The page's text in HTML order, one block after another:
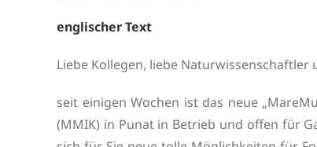
englischer Text
Liebe Kollegen, liebe Naturwissenschaftler
seit einigen Wochen ist das neue
(MMIK) in Punat in Betrieb und offen für